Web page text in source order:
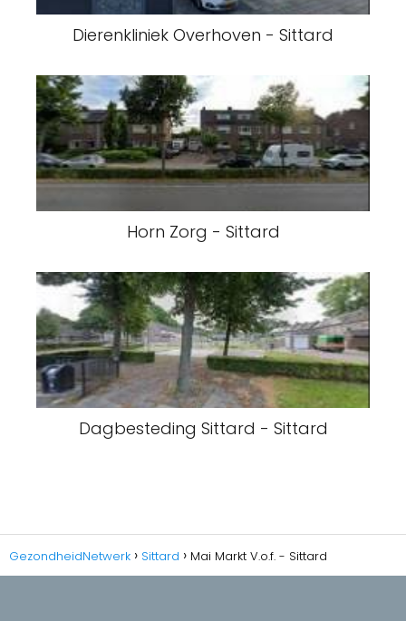
Dierenkliniek Overhoven - Sittard
Horn Zorg - Sittard
Dagbesteding Sittard - Sittard
GezondheidNetwerk Sittard Mai Markt V.o.f. - Sittard